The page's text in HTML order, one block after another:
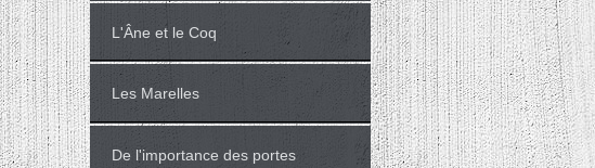
L'Âne et le Coq
Les Marelles
De l'importance des portes